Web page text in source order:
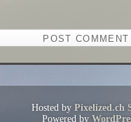
Hosted byPixelized.ch
Powered by